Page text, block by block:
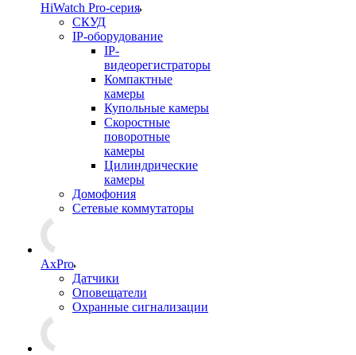
HiWatch Pro-серия
CКУД
IP-оборудование
IP-
видеорегистраторы
Компактные
камеры
Купольные камеры
Скоростные
поворотные
камеры
Цилиндрические
камеры
Домофония
Сетевые коммутаторы
AxPro
Датчики
Оповещатели
Охранные сигнализации